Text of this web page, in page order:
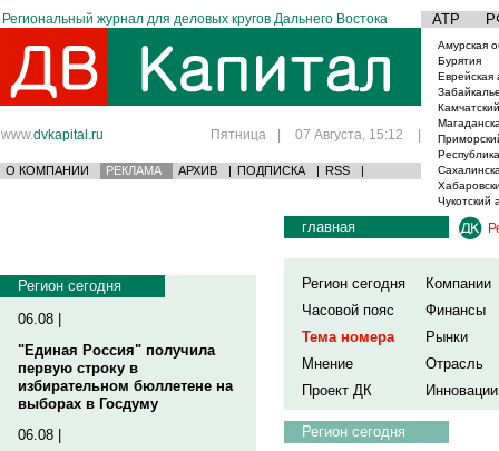
Региональный журнал для деловых кругов Дальнего Востока АТР
www.dvkapital.ru Пятница | 07 Августа, 15:12 |
О КОМПАНИИ РЕКЛАМА АРХИВ | ПОДПИСКА | RSS |
Амурская
Бурятия
Еврейская
Чукотский
Регион сегодня
06.08 |
"Единая Россия" получила
первую строку в
избирательном бюллетене на
выборах в Госдуму
06.08 |
главная
Регион сегодня
Компании
Часовой пояс
Финансы
Тема номера
Рынки
Мнение
Отрасль
Проект ДК
Инновации
Регион сегодня